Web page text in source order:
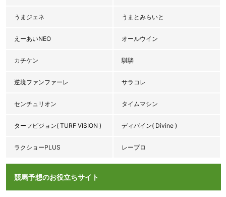
うまジェネ うまとみらいと
えーあいNEO オールウイン
カチケン 騏驎
逆境ファンファーレ サラコレ
センチュリオン タイムマシン
ターフビジョン( TURF VISION ) ディバイン( Divine )
ラクショーPLUS レープロ
競馬予想のお役立ちサイト